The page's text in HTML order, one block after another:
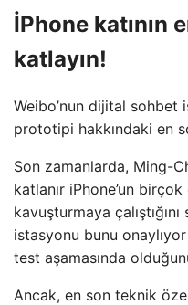
İPhone katının
katlayın!
Weibo’nun dijital sohbet
prototipi hakkındaki en
Son zamanlarda, Ming-
katlanır iPhone’un
kavuşturmaya
istasyonu bunu
test aşamasında
Ancak, en son teknik